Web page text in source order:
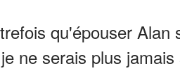
qu'épouser Alan
ne serais plus jamais